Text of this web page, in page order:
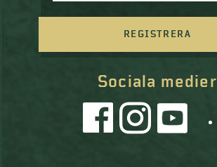
Sociala medier
REGISTRERA